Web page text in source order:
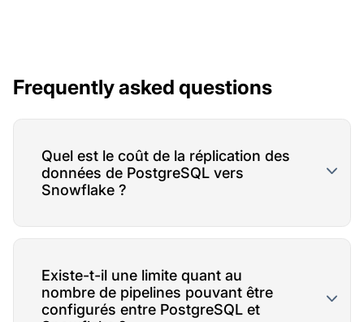
Frequently asked questions
Quel est le coût de la réplication des
données de PostgreSQL vers
Snowflake ?
Existe-t-il une limite quant au
nombre de pipelines pouvant être
configurés entre PostgreSQL et